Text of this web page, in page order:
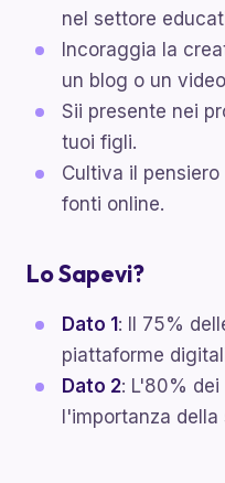
nel settore
Incoraggia la
un blog o un
Sii presente nei
tuoi figli.
Cultiva il
fonti online.
Lo Sapevi?
Dato 1 : Il 75%
piattaforme
Dato 2: L'80%
l'importanza